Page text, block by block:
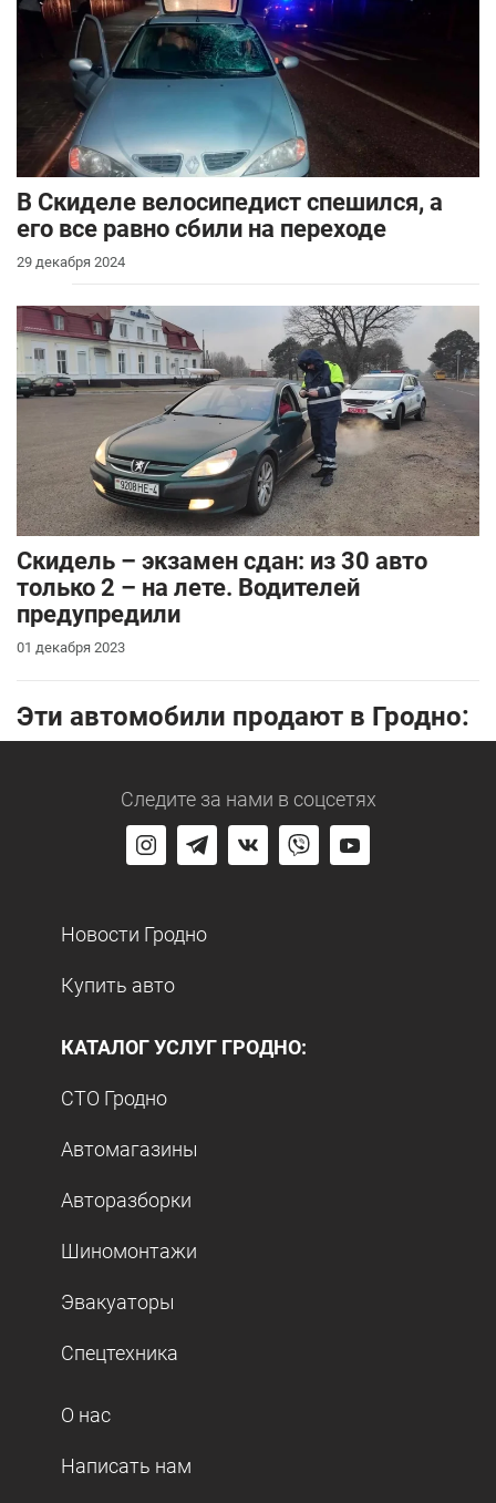
В Скиделе велосипедист спешился, а
его все равно сбили на переходе
29 декабря 2024
Скидель – экзамен сдан: из 30 авто
только 2 – на лете. Водителей
предупредили
01 декабря 2023
Эти автомобили продают в Гродно:
Следите за нами в соцсетях
Новости Гродно
Купить авто
КАТАЛОГ УСЛУГ ГРОДНО:
СТО Гродно
Автомагазины
Авторазборки
Шиномонтажи
Эвакуаторы
Спецтехника
О нас
Написать нам